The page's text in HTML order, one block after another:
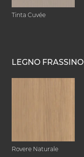
Tinta Cuvée
LEGNO FRASSINO
Rovere Naturale